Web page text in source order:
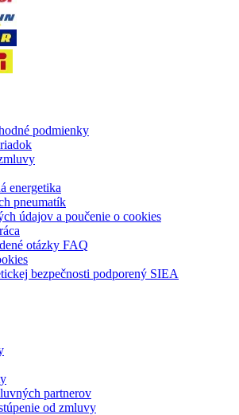
podmienky
energetika
pneumatík
údajov a poučenie o cookies
otázky FAQ
bezpečnosti podporený SIEA
partnerov
od zmluvy